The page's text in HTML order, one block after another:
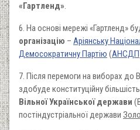
«Гартленд».
6. На основі мережі «Гартленд»
організацію – Аріянську
Демосократичну Партію (АНСДП
7. Після перемоги на виборах
здобуде конституційну
Вільної Української держави
постіндустріальної держави